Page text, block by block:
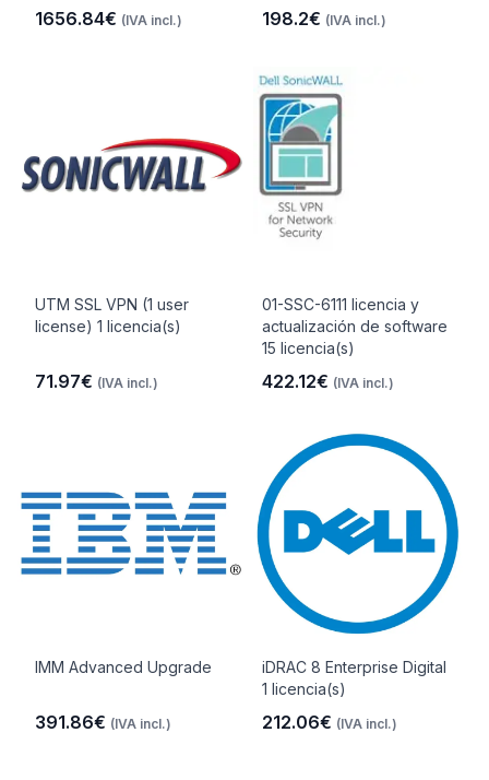
1656.84€ (IVA incl.) 198.2€ (IVA incl.)
UTM SSL VPN (1 user
license) 1 licencia(s)
71.97€ (IVA incl.)
01-SSC-6111 licencia y
actualización de software
15 licencia(s)
422.12€ (IVA incl.)
IMM Advanced Upgrade
391.86€ (IVA incl.)
iDRAC 8 Enterprise Digital
1 licencia(s)
212.06€ (IVA incl.)